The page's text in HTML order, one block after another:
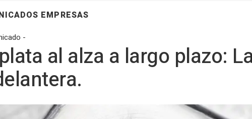
EMPRESAS
-
al alza a largo plazo: